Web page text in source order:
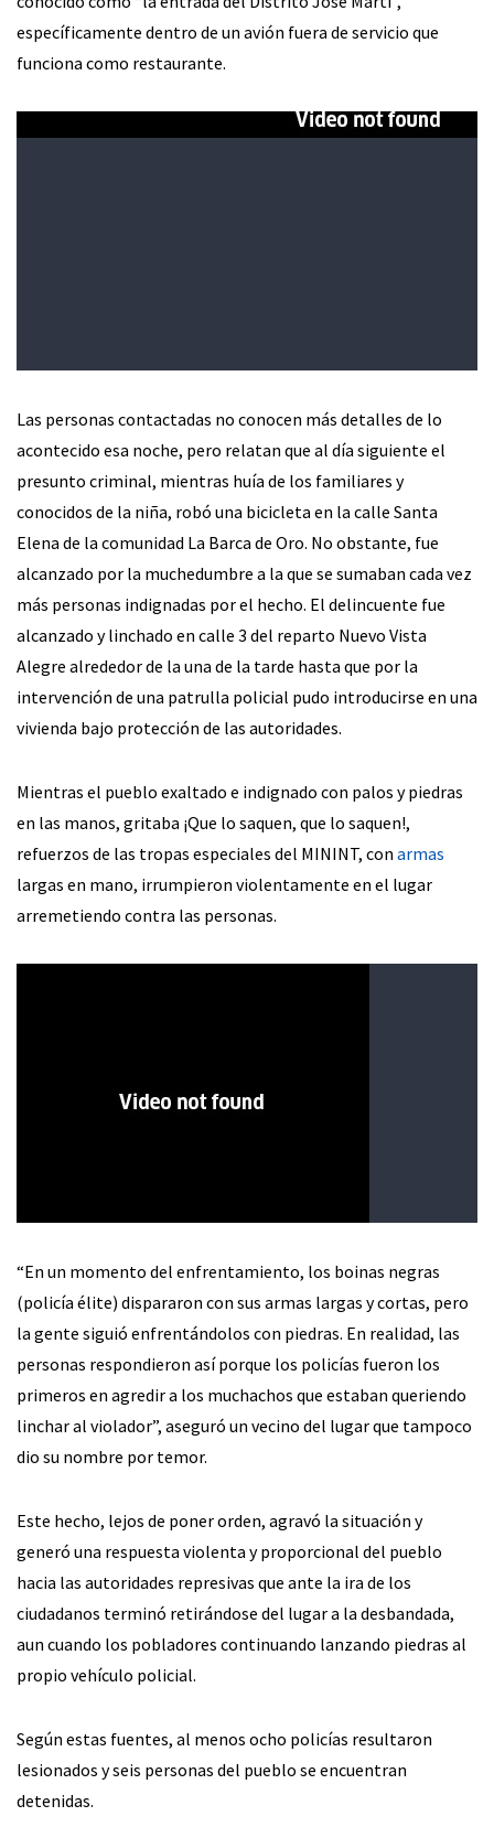
específicamente dentro de un avión fuera de servicio que
funciona como restaurante.
Las personas contactadas no conocen más detalles de lo
acontecido esa noche, pero relatan que al día siguiente el
presunto criminal, mientras huía de los familiares y
conocidos de la niña, robó una bicicleta en la calle Santa
Elena de la comunidad La Barca de Oro. No obstante, fue
alcanzado por la muchedumbre a la que se sumaban cada vez
más personas indignadas por el hecho. El delincuente fue
alcanzado y linchado en calle 3 del reparto Nuevo Vista
Alegre alrededor de la una de la tarde hasta que por la
intervención de una patrulla policial pudo introducirse en una
vivienda bajo protección de las autoridades.
Mientras el pueblo exaltado e indignado con palos y piedras
en las manos, gritaba ¡Que lo saquen, que lo saquen!,
refuerzos de las tropas especiales del MININT, con armas
largas en mano, irrumpieron violentamente en el lugar
arremetiendo contra las personas.
“En un momento del enfrentamiento, los boinas negras
(policía élite) dispararon con sus armas largas y cortas, pero
la gente siguió enfrentándolos con piedras. En realidad, las
personas respondieron así porque los policías fueron los
primeros en agredir a los muchachos que estaban queriendo
linchar al violador”, aseguró un vecino del lugar que tampoco
dio su nombre por temor.
Este hecho, lejos de poner orden, agravó la situación y
generó una respuesta violenta y proporcional del pueblo
hacia las autoridades represivas que ante la ira de los
ciudadanos terminó retirándose del lugar a la desbandada,
aun cuando los pobladores continuando lanzando piedras al
propio vehículo policial.
Según estas fuentes, al menos ocho policías resultaron
lesionados y seis personas del pueblo se encuentran
detenidas.